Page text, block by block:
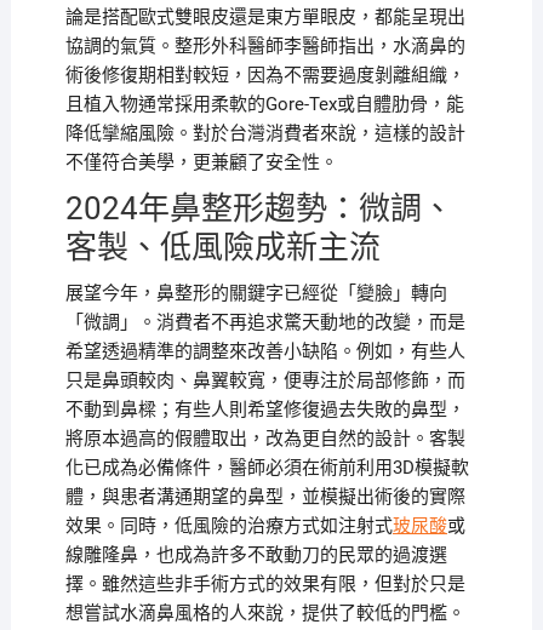
論是搭配歐式雙眼皮還是東方單眼皮，都能呈現出
協調的氣質。整形外科醫師李醫師指出，水滴鼻的
術後修復期相對較短，因為不需要過度剝離組織，
且植入物通常採用柔軟的Gore-Tex或自體肋骨，能
降低攣縮風險。對於台灣消費者來說，這樣的設計
不僅符合美學，更兼顧了安全性。
2024年鼻整形趨勢：微調、
客製、低風險成新主流
展望今年，鼻整形的關鍵字已經從「變臉」轉向
「微調」。消費者不再追求驚天動地的改變，而是
希望透過精準的調整來改善小缺陷。例如，有些人
只是鼻頭較肉、鼻翼較寬，便專注於局部修飾，而
不動到鼻樑；有些人則希望修復過去失敗的鼻型，
將原本過高的假體取出，改為更自然的設計。客製
化已成為必備條件，醫師必須在術前利用3D模擬軟
體，與患者溝通期望的鼻型，並模擬出術後的實際
效果。同時，低風險的治療方式如注射式玻尿酸或
線雕隆鼻，也成為許多不敢動刀的民眾的過渡選
擇。雖然這些非手術方式的效果有限，但對於只是
想嘗試水滴鼻風格的人來說，提供了較低的門檻。